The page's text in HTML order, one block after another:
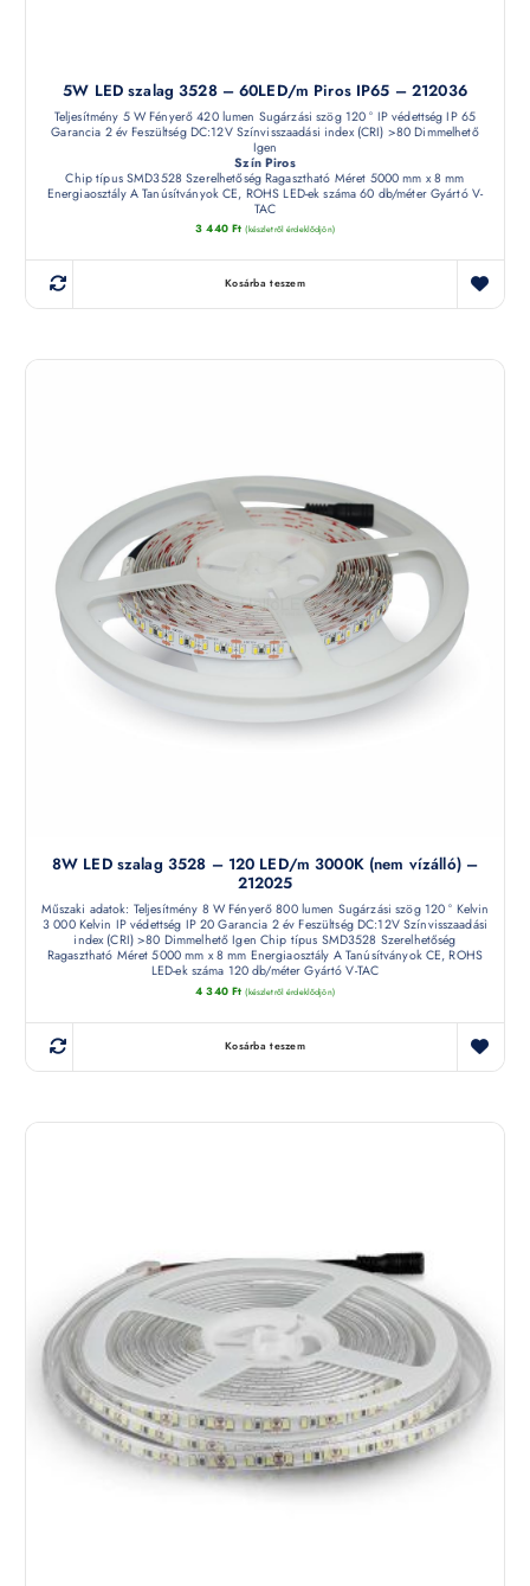
5W LED szalag 3528 – 60LED/m Piros IP65 – 212036
Teljesítmény 5 W Fényerő 420 lumen Sugárzási szög 120 ° IP védettség IP 65
Garancia 2 év Feszültség DC:12V Színvisszaadási index (CRI) >80 Dimmelhető
Igen
Szín Piros
Chip típus SMD3528 Szerelhetőség Ragasztható Méret 5000 mm x 8 mm
Energiaosztály A Tanúsítványok CE, ROHS LED-ek száma 60 db/méter Gyártó V-
TAC
3 440 Ft (készletről érdeklődjön)
Kosárba teszem
8W LED szalag 3528 – 120 LED/m 3000K (nem vízálló) –
212025
Műszaki adatok: Teljesítmény 8 W Fényerő 800 lumen Sugárzási szög 120 ° Kelvin
3 000 Kelvin IP védettség IP 20 Garancia 2 év Feszültség DC:12V Színvisszaadási
index (CRI) >80 Dimmelhető Igen Chip típus SMD3528 Szerelhetőség
Ragasztható Méret 5000 mm x 8 mm Energiaosztály A Tanúsítványok CE, ROHS
LED-ek száma 120 db/méter Gyártó V-TAC
4 340 Ft (készletről érdeklődjön)
Kosárba teszem